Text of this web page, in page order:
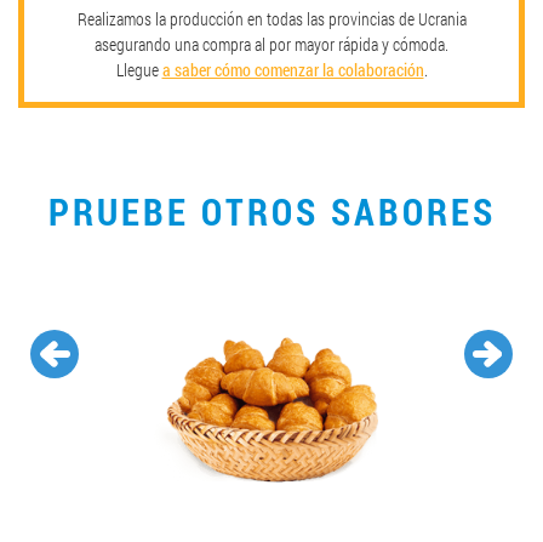
Realizamos la producción en todas las provincias de Ucrania
asegurando una compra al por mayor rápida y cómoda.
Lleguea saber cómo comenzar la colaboración.
PRUEBE OTROS SABORES